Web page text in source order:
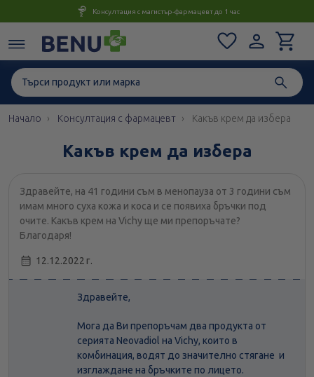
Консултация с магистър-фармацевт до 1 час
Начало Консултация с фармацевт Какъв крем да избера
Какъв крем да избера
Здравейте, на 41 години съм в менопауза от 3 години съм
имам много суха кожа и коса и се появиха бръчки под
очите. Какъв крем на Vichy ще ми препоръчате?
Благодаря!
12.12.2022 г.
Здравейте,
Мога да Ви препоръчам два продукта от
серията Neovadiol на Vichy, които в
комбинация, водят до значително стягане и
изглаждане на бръчките по лицето.